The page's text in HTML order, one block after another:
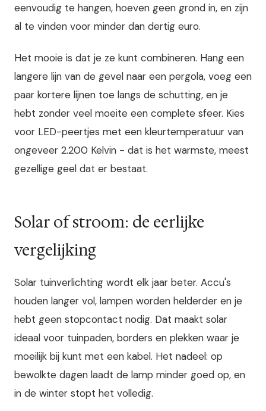
eenvoudig te hangen, hoeven geen grond in, en zijn
al te vinden voor minder dan dertig euro.
Het mooie is dat je ze kunt combineren. Hang een
langere lijn van de gevel naar een pergola, voeg een
paar kortere lijnen toe langs de schutting, en je
hebt zonder veel moeite een complete sfeer. Kies
voor LED-peertjes met een kleurtemperatuur van
ongeveer 2.200 Kelvin - dat is het warmste, meest
gezellige geel dat er bestaat.
Solar of stroom: de eerlijke
vergelijking
Solar tuinverlichting wordt elk jaar beter. Accu's
houden langer vol, lampen worden helderder en je
hebt geen stopcontact nodig. Dat maakt solar
ideaal voor tuinpaden, borders en plekken waar je
moeilijk bij kunt met een kabel. Het nadeel: op
bewolkte dagen laadt de lamp minder goed op, en
in de winter stopt het volledig.